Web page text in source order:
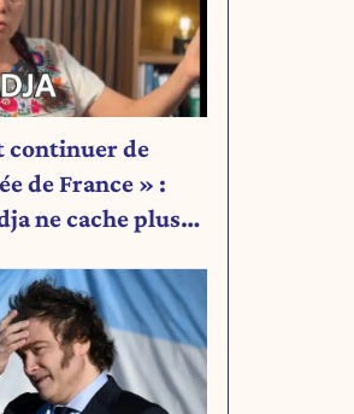
continuer de
de France » :
ne cache plus